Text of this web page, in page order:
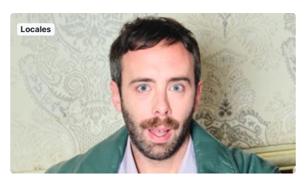
Locales